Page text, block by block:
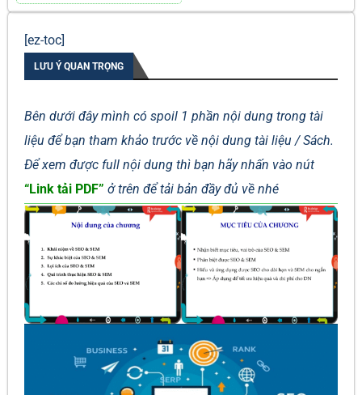
[ez-toc]
LƯU Ý QUAN TRỌNG
Bên dưới đây mình có spoil 1 phần nội dung trong tài
liệu để bạn tham khảo trước về nội dung tài liệu / Sách.
Để xem được full nội dung thì bạn hãy nhấn vào nút
“Link tải PDF” ở trên để tải bản đầy đủ về nhé